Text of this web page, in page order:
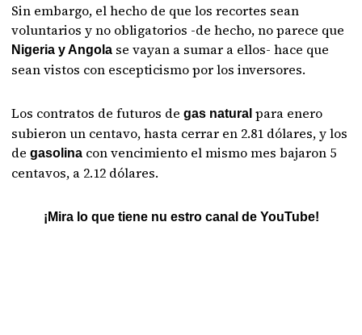
Sin embargo, el hecho de que los recortes sean
voluntarios y no obligatorios -de hecho, no parece que
Nigeria y Angola se vayan a sumar a ellos- hace que
sean vistos con escepticismo por los inversores.
Los contratos de futuros de gas naturalpara enero
subieron un centavo, hasta cerrar en 2.81 dólares, y los
degasolina con vencimiento el mismo mes bajaron 5
centavos, a 2.12 dólares.
¡Mira lo que tiene nu estro canal de YouTube!